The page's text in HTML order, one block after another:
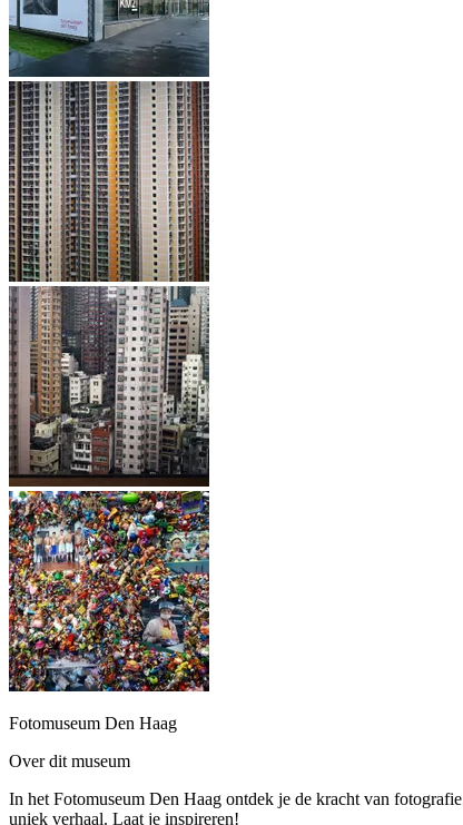
Fotomuseum Den Haag
Over dit museum
In het Fotomuseum Den Haag ontdek je de kracht van
uniek verhaal. Laat je inspireren!